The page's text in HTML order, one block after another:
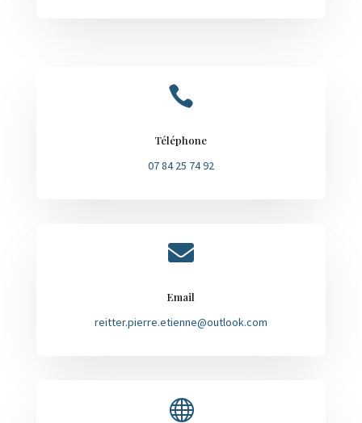

Téléphone
07 84 25 74 92

Email
reitter.pierre.etienne@outlook.com
